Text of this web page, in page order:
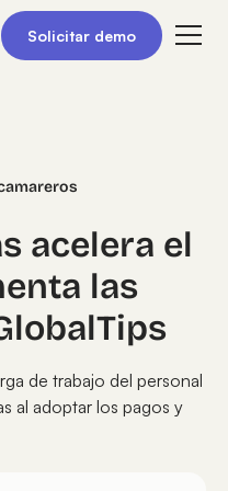
Solicitar demo
acelera el
las
de trabajo del personal
al adoptar los pagos y